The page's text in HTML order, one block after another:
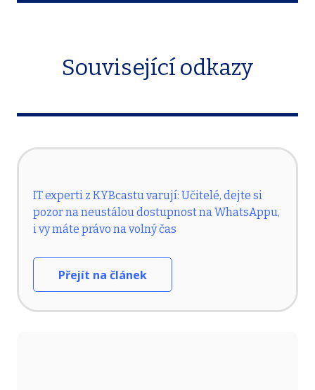
Související odkazy
IT experti z KYBcastu varují: Učitelé, dejte si
pozor na neustálou dostupnost na WhatsAppu,
i vy máte právo na volný čas
Přejít na článek